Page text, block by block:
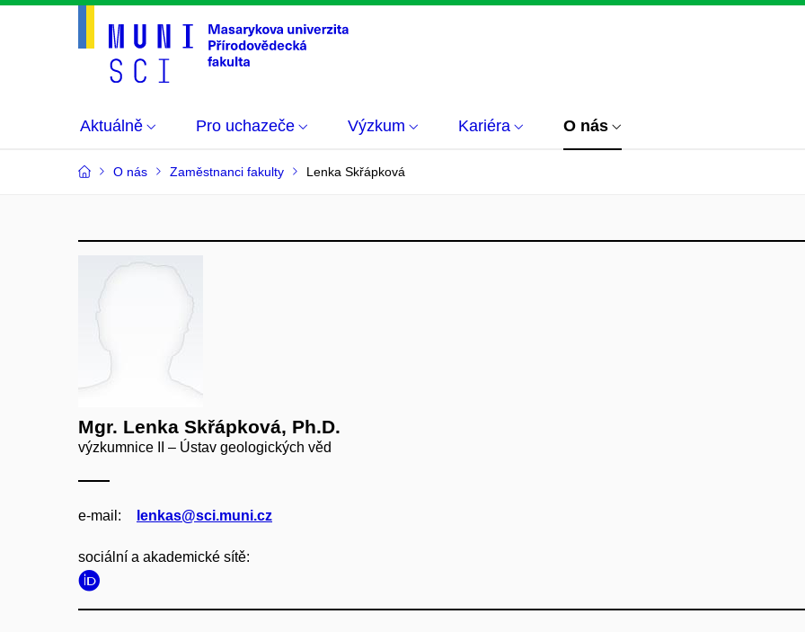
Aktuálně Pro uchazeče Výzkum Kariéra O nás
O nás Zaměstnanci fakulty Lenka Skřápková
Mgr. Lenka Skřápková, Ph.D.
výzkumnice II – Ústav geologických věd
e‑mail: lenkas@sci.muni.cz
sociální a akademické sítě: